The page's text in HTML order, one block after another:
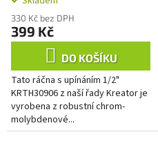
330 Kč bez DPH
399 Kč
DO KOŠÍKU
Tato ráčna s upínáním 1/2"
KRTH30906 z naší řady Kreator je
vyrobena z robustní chrom-
molybdenové...